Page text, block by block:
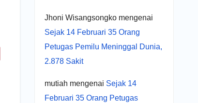
Jhoni Wisangsongkomengenai
Sejak 14 Februari 35 Orang
Petugas Pemilu Meninggal Dunia,
2.878 Sakit
mutiah mengenai Sejak 14
Februari 35 Orang Petugas